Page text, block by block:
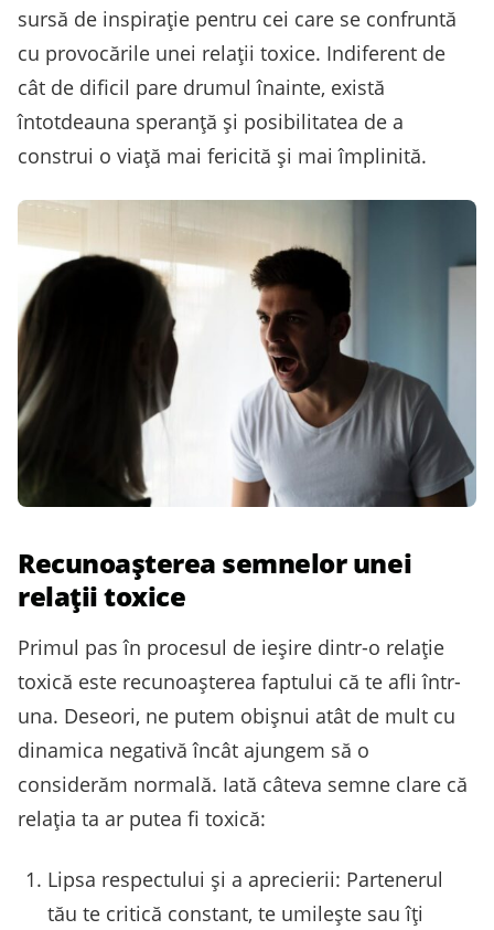
sursă de inspirație pentru cei care se confruntă
cu provocările unei relații toxice. Indiferent de
cât de dificil pare drumul înainte, există
întotdeauna speranță și posibilitatea de a
construi o viață mai fericită și mai împlinită.
Recunoașterea semnelor unei
relații toxice
Primul pas în procesul de ieșire dintr-o relație
toxică este recunoașterea faptului că te afli într-
una. Deseori, ne putem obișnui atât de mult cu
dinamica negativă încât ajungem să o
considerăm normală. Iată câteva semne clare că
relația ta ar putea fi toxică:
Lipsa respectului și a aprecierii: Partenerul
tău te critică constant, te umilește sau îți